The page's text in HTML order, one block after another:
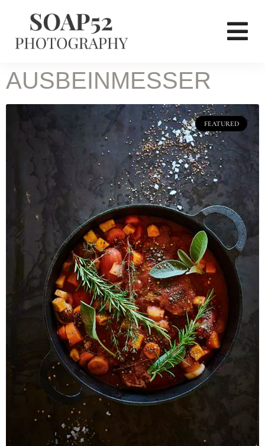
AUSBEINMESSER
FEATURED